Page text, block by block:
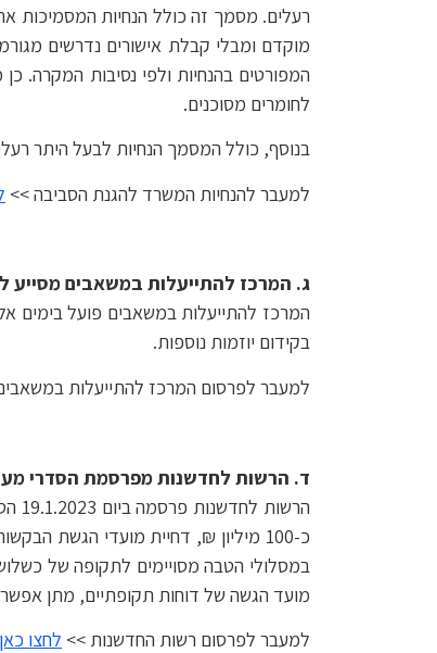
רעלים. מסמך זה כולל הנחיות המסמיכות
מוקדם ומבלי קבלת אישורים נדרשים
המפורטים בהנחיות ולפי נסיבות המקרה. כן
לחומרים מסוכנים.
בנוסף, כולל המסמך הנחיות לבעל היתר
למעבר להנחיות המשרד להגנת הסביבה >>
ג. המרכז להתייעלות במשאבים מסייע
המרכז להתייעלות במשאבים פועל בימים
בקידום יוזמות נוספות.
למעבר לפרסום המרכז להתייעלות
ד. הרשות לחדשנות מפרסמת הסדרי
במסלולי הטבה מסויימים לתקופה של
מועד הגשה של דוחות תקופתיים, מתן
למעבר לפרסום רשות החדשנות >> לחצו כאן